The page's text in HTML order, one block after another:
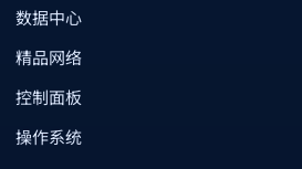
数据中心
精品网络
控制面板
操作系统